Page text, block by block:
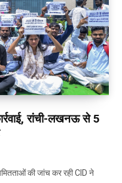
रांची-लखनऊ से 5
की जांच कर रही CID ने